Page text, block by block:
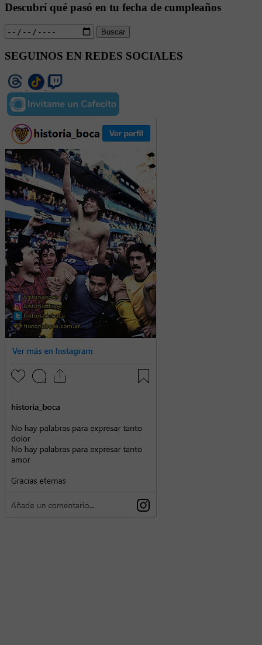
Descubrí qué pasó en tu fecha de cumpleaños
Buscar
SEGUINOS EN REDES SOCIALES